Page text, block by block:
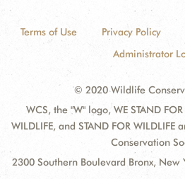
Terms of Use Privacy Policy
Administrator
© 2020 Wildlife
WCS, the "W" logo, WE STAND
WILDLIFE, and STAND FOR
Conservation
2300 Southern Boulevard Bronx, New